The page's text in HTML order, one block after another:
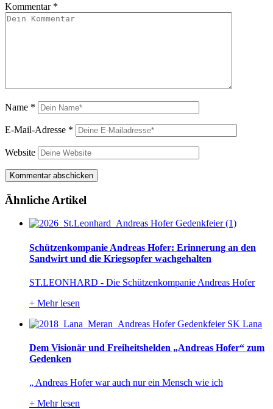
Kommentar *
Name *
E-Mail-Adresse *
Website
Ähnliche Artikel
Schützenkompanie Andreas Hofer: Erinnerung an den
Sandwirt und die Kriegsopfer wachgehalten
ST.LEONHARD - Die Schützenkompanie Andreas Hofer
+ Mehr lesen
Dem Visionär und Freiheitshelden „Andreas Hofer“ zum
Gedenken
„ Andreas Hofer war auch nur ein Mensch wie ich
+ Mehr lesen